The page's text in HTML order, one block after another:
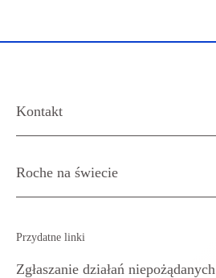
Kontakt
Roche na świecie
Przydatne linki
Zgłaszanie działań niepożądanych